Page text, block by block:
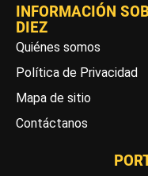
INFORMACIÓN
DIEZ
Quiénes somos
Política de Privacidad
Mapa de sitio
Contáctanos